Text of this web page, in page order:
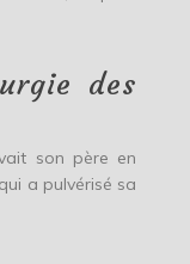
des
son père en
a pulvérisé sa